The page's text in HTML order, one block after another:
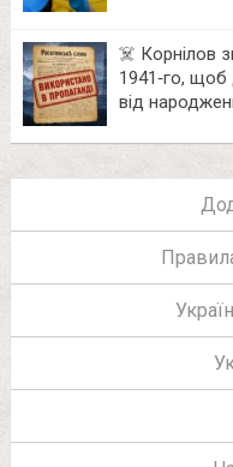
☠️ Корнілов
1941‑го, щоб
від